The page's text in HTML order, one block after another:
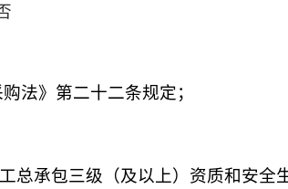
法》第二十二条规定；
总承包三级（及以上）资质和安全